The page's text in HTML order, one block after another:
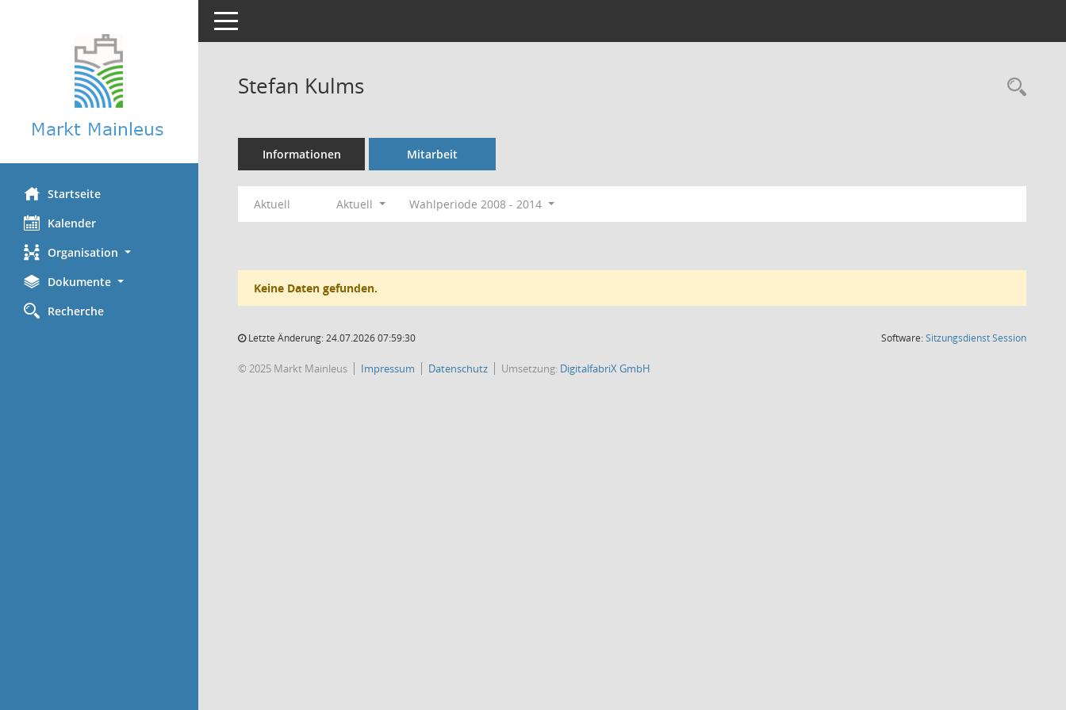
Startseite
Kalender
Organisation
Dokumente
Recherche
Toggle navigation
Stefan Kulms
Informationen Mitarbeit
Aktuell Aktuell Wahlperiode 2008 - 2014
Keine Daten gefunden.
Letzte Änderung: 24.07.2026 07:59:30 Software:SitzungsdienstSession(Wird in
© 2025 Markt Mainleus Impressum Datenschutz Umsetzung: DigitalfabriX GmbH